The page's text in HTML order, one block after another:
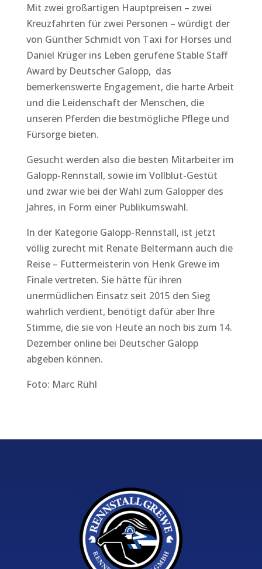
Mit zwei großartigen Hauptpreisen – zwei
Kreuzfahrten für zwei Personen – würdigt der
von Günther Schmidt von Taxi for Horses und
Daniel Krüger ins Leben gerufene Stable Staff
Award by Deutscher Galopp, das
bemerkenswerte Engagement, die harte Arbeit
und die Leidenschaft der Menschen, die
unseren Pferden die bestmögliche Pflege und
Fürsorge bieten.
Gesucht werden also die besten Mitarbeiter im
Galopp-Rennstall, sowie im Vollblut-Gestüt
und zwar wie bei der Wahl zum Galopper des
Jahres, in Form einer Publikumswahl.
In der Kategorie Galopp-Rennstall, ist jetzt
völlig zurecht mit Renate Beltermann auch die
Reise – Futtermeisterin von Henk Grewe im
Finale vertreten. Sie hätte für ihren
unermüdlichen Einsatz seit 2015 den Sieg
wahrlich verdient, benötigt dafür aber Ihre
Stimme, die sie von Heute an noch bis zum 14.
Dezember online bei Deutscher Galopp
abgeben können.
Foto: Marc Rühl